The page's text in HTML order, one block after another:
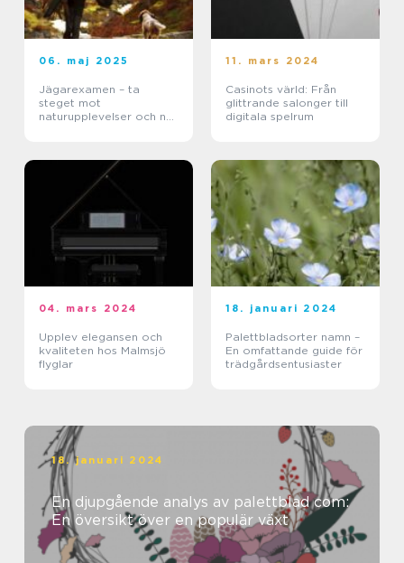
06. maj 2025
Jägarexamen – ta
steget mot
naturupplevelser och ny
11. mars 2024
Casinots värld: Från
glittrande salonger till
digitala spelrum
04. mars 2024
Upplev elegansen och
kvaliteten hos Malmsjö
flyglar
18. januari 2024
Palettbladsorter namn –
En omfattande guide för
trädgårdsentusiaster
18. januari 2024
En djupgående analys av palettblad com:
En översikt över en populär växt